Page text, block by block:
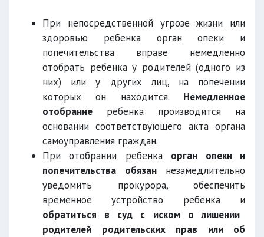
При непосредственной угрозе жизни или
здоровью ребенка орган опеки и
попечительства вправе немедленно
отобрать ребенка у родителей (одного из
них) или у других лиц, на попечении
которых он находится. Немедленное
отобрание ребенка производится на
основании соответствующего акта органа
самоуправления граждан.
При отобрании ребенка орган опеки и
попечительства обязаннезамедлительно
уведомить прокурора, обеспечить
временное устройство ребенка и
обратиться в суд с иском о лишении
родителей родительских прав или об